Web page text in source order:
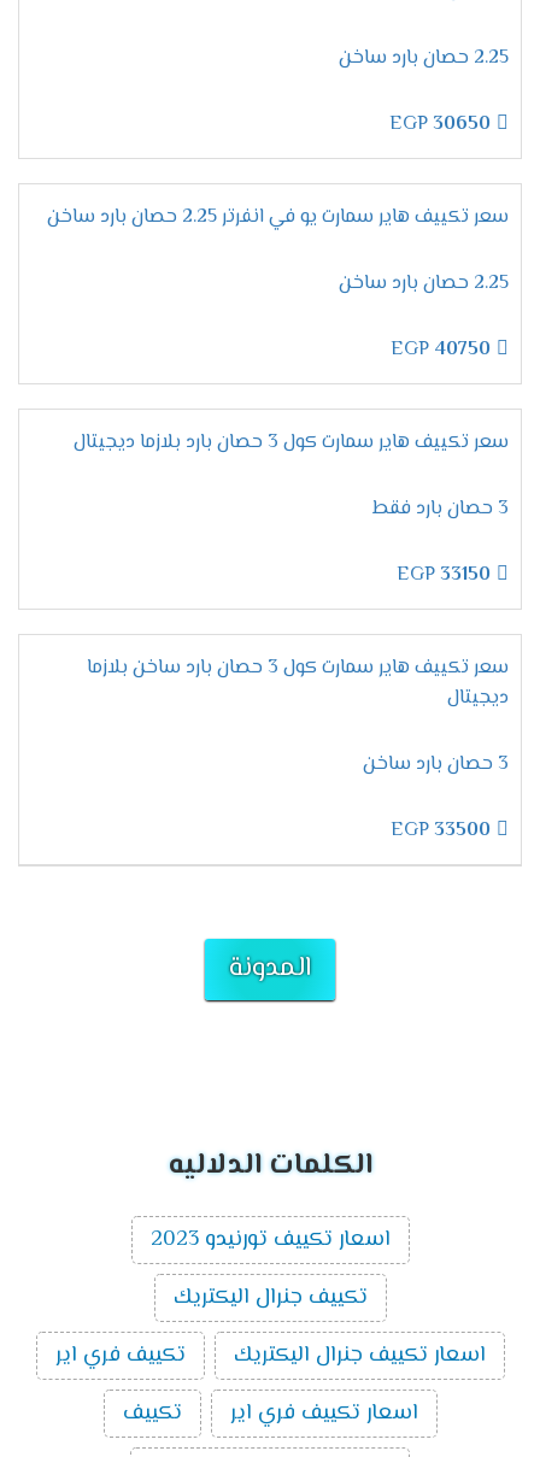
2.25 حصان بارد ساخن
30650
سعر تكييف هاير سمارت يو في انفرتر 2.25 حصان بارد ساخن
2.25 حصان بارد ساخن
40750
سعر تكييف هاير سمارت كول 3 حصان بارد بلازما ديجيتال
3 حصان بارد فقط
33150
سعر تكييف هاير سمارت كول 3 حصان بارد ساخن بلازما
ديجيتال
3 حصان بارد ساخن
33500
المدونة
الكلمات الدلاليه
اسعار تكييف تورنيدو 2023
تكييف جنرال اليكتريك
اسعار تكييف جنرال اليكتريك
تكييف فري اير
اسعار تكييف فري اير
تكييف